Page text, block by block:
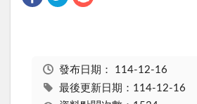
發布日期： 114-12-16
最後更新日期：114-12-16